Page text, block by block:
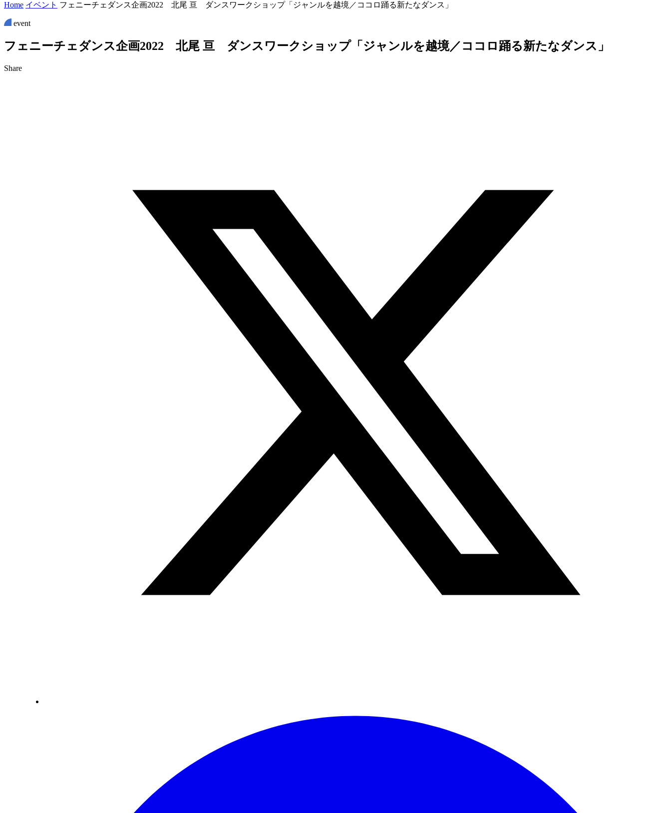
Home イベント フェニーチェダンス企画2022 北尾 亘 ダンスワークショップ「ジャンルを越境／ココロ踊る新たなダンス」
event
フ ェニーチ ェダンス企画2022 北尾 亘 ダンス ワーク シ ョ ッ プ「 ジャンルを越境／コ コ ロ踊る新たなダンス 」
Share